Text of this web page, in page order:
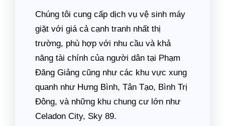
Chúng tôi cung cấp dịch vụ vệ sinh máy
giặt với giá cả cạnh tranh nhất thị
trường, phù hợp với nhu cầu và khả
năng tài chính của người dân tại Phạm
Đăng Giảng cũng như các khu vực xung
quanh như Hưng Bình, Tân Tạo, Bình Trị
Đông, và những khu chung cư lớn như
Celadon City, Sky 89.